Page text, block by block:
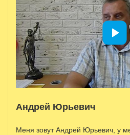
Андрей Юрьевич
Меня зовут Андрей Юрьевич, у